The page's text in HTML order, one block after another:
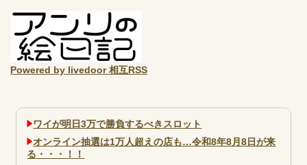
Powered by livedoor 相互RSS
ワイが明日3万で勝負するべきスロット
オンライン抽選は1万人超えの店も…令和8年8月8日が来
る・・・！！